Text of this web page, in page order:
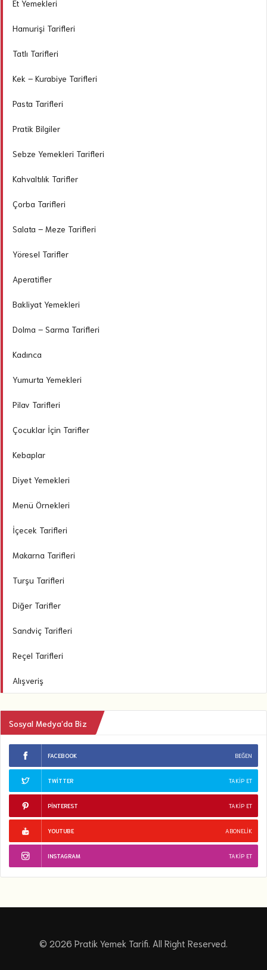
Et Yemekleri
Hamurişi Tarifleri
Tatlı Tarifleri
Kek – Kurabiye Tarifleri
Pasta Tarifleri
Pratik Bilgiler
Sebze Yemekleri Tarifleri
Kahvaltılık Tarifler
Çorba Tarifleri
Salata – Meze Tarifleri
Yöresel Tarifler
Aperatifler
Bakliyat Yemekleri
Dolma – Sarma Tarifleri
Kadınca
Yumurta Yemekleri
Pilav Tarifleri
Çocuklar İçin Tarifler
Kebaplar
Diyet Yemekleri
Menü Örnekleri
İçecek Tarifleri
Makarna Tarifleri
Turşu Tarifleri
Diğer Tarifler
Sandviç Tarifleri
Reçel Tarifleri
Alışveriş
Sosyal Medya’da Biz
FACEBOOK BEĞEN
TWITTER TAKIP ET
PINTEREST TAKIP ET
YOUTUBE ABONELIK
INSTAGRAM TAKIP ET
© 2026 Pratik Yemek Tarifi. All Right Reserved.